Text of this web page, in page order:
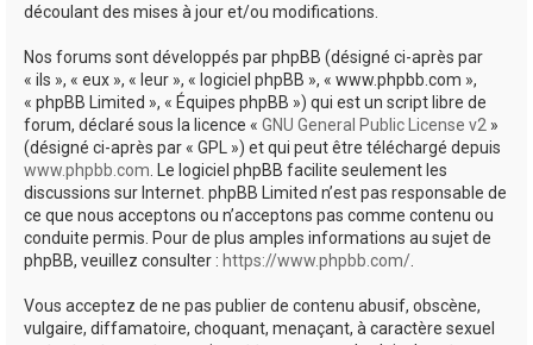
découlant des mises à jour et/ou modifications.
Nos forums sont développés par phpBB (désigné ci-après par
« ils », « eux », « leur », « logiciel phpBB », « www.phpbb.com »,
« phpBB Limited », « Équipes phpBB ») qui est un script libre de
forum, déclaré sous la licence « GNU General Public License v2 »
(désigné ci-après par « GPL ») et qui peut être téléchargé depuis
www.phpbb.com . Le logiciel phpBB facilite seulement les
discussions sur Internet. phpBB Limited n’est pas responsable de
ce que nous acceptons ou n’acceptons pas comme contenu ou
conduite permis. Pour de plus amples informations au sujet de
phpBB, veuillez consulter : https://www.phpbb.com/
Vous acceptez de ne pas publier de contenu abusif, obscène,
vulgaire, diffamatoire, choquant, menaçant, à caractère sexuel